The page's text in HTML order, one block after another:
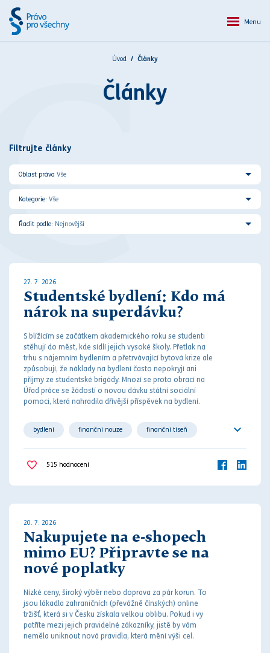
Menu
Úvod Články
Články
Filtrujte články
Oblast práva Vše
Kategorie: Vše
Řadit podle: Nejnovější
27. 7. 2026
Studentské bydlení: Kdo má
nárok na superdávku?
S blížícím se začátkem akademického roku se studenti
stěhují do měst, kde sídlí jejich vysoké školy. Přetlak na
trhu s nájemním bydlením a přetrvávající bytová krize ale
způsobují, že náklady na bydlení často nepokryjí ani
příjmy ze studentské brigády. Mnozí se proto obrací na
Úřad práce se žádostí o novou dávku státní sociální
pomoci, která nahradila dřívější příspěvek na bydlení.
bydlení finanční nouze finanční tíseň
sociální dávka sociální zabezpečení
společné bydlení
515 hodnocení
20. 7. 2026
Nakupujete na e-shopech
mimo EU? Připravte se na
nové poplatky
Nízké ceny, široký výběr nebo doprava za pár korun. To
jsou lákadla zahraničních (převážně čínských) online
tržišť, která si v Česku získala velkou oblibu. Pokud i vy
patříte mezi jejich pravidelné zákazníky, jistě by vám
neměla uniknout nová pravidla, která mění výši cel.